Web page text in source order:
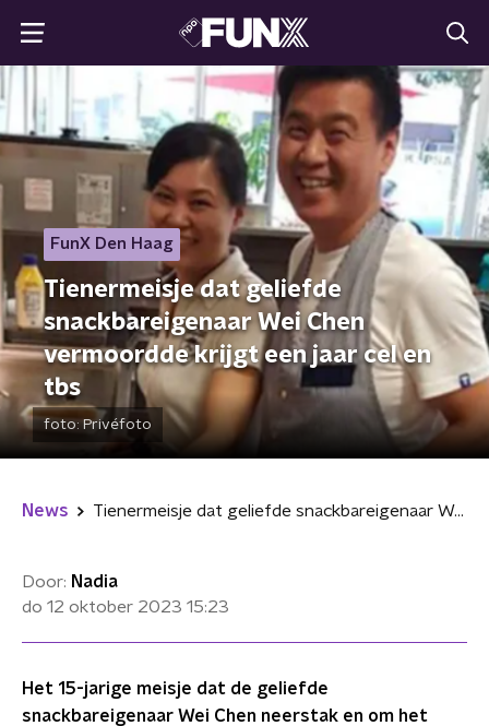
FunX Den Haag
Tienermeisje dat geliefde
snackbareigenaar Wei Chen
vermoordde krijgt een jaar cel en
tbs
foto:Privéfoto
News Tienermeisje dat geliefde snackbareigenaar Wei Chen vermoordde krijgt een jaar cel en tbs
Door: Nadia
do 12 oktober 2023 15:23
Het 15-jarige meisje dat de geliefde
snackbareigenaar Wei Chen neerstak en om het